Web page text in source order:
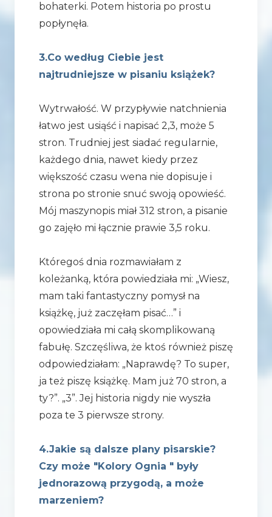
bohaterki. Potem historia po prostu
popłynęła.
3.Co według Ciebie jest
najtrudniejsze w pisaniu książek?
Wytrwałość. W przypływie natchnienia
łatwo jest usiąść i napisać 2,3, może 5
stron. Trudniej jest siadać regularnie,
każdego dnia, nawet kiedy przez
większość czasu wena nie dopisuje i
strona po stronie snuć swoją opowieść.
Mój maszynopis miał 312 stron, a pisanie
go zajęło mi łącznie prawie 3,5 roku.
Któregoś dnia rozmawiałam z
koleżanką, która powiedziała mi: „Wiesz,
mam taki fantastyczny pomysł na
książkę, już zaczęłam pisać…” i
opowiedziała mi całą skomplikowaną
fabułę. Szczęśliwa, że ktoś również piszę
odpowiedziałam: „Naprawdę? To super,
ja też piszę książkę. Mam już 70 stron, a
ty?”. „3”. Jej historia nigdy nie wyszła
poza te 3 pierwsze strony.
4.Jakie są dalsze plany pisarskie?
Czy może "Kolory Ognia " były
jednorazową przygodą, a może
marzeniem?